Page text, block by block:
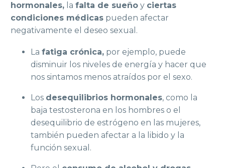
hormonales, la falta de sueño y ciertas
condiciones médicas pueden afectar
negativamente el deseo sexual.
La fatiga crónica, por ejemplo, puede
disminuir los niveles de energía y hacer que
nos sintamos menos atraídos por el sexo.
Los desequilibrios hormonales, como la
baja testosterona en los hombres o el
desequilibrio de estrógeno en las mujeres,
también pueden afectar a la libido y la
función sexual.